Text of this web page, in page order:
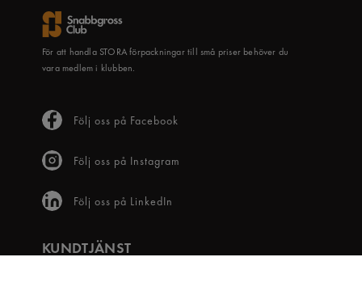
För att handla STORA förpackningar till små priser behöver du
vara medlem i klubben.
Följ oss på Facebook
Följ oss på Instagram
Följ oss på LinkedIn
KUNDTJÄNST